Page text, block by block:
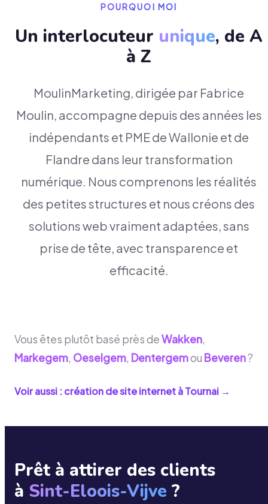
POURQUOI MOI
Un interlocuteur unique, de A
à Z
MoulinMarketing, dirigée par Fabrice
Moulin, accompagne depuis des années les
indépendants et PME de Wallonie et de
Flandre dans leur transformation
numérique. Nous comprenons les réalités
des petites structures et nous créons des
solutions web vraiment adaptées, sans
prise de tête, avec transparence et
efficacité.
Vous êtes plutôt basé près deWakken,
Markegem, Oeselgem, Dentergemou Beveren?
Voir aussi : création de site internet àTournai →
Prêt à attirer des clients
à Sint-Eloois-Vijve ?